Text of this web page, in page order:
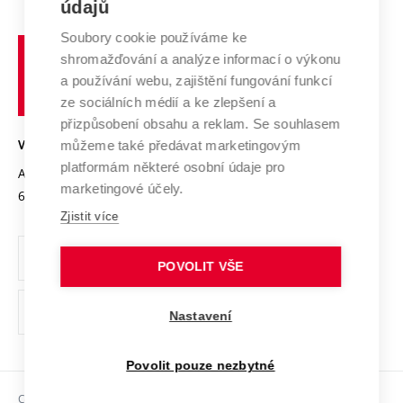
Systém zajišťování kvality výzkumu
Výzkumné infrastruktury
Transfer znalostí
Open Science
Projekty
Projekty ze strukturálních fondů
Specifický výzkum
Zahraniční spolupráce
Spolupráce se školami
Služby univerzity
Mezinárodní dohody
Univerzitní sítě
Profil univerzity
Udržitelná univerzita
Podnikavá univerzita / ContriBUTe
Bezpečná univerzita
Vyznamenání
Organizační struktura
Ochrana osobních údajů
odkaz)
učení
technické
VYSOKÉ UČENÍ TECHNICKÉ V BRNĚ
Antonínská 548/1
602 00 Brno
www.vut.cz
vut@vutbr.cz
Copyright © 2026 VUT
údajů
Soubory cookie používáme ke
shromažďování a analýze informací o výkonu
a používání webu, zajištění fungování funkcí
ze sociálních médií a ke zlepšení a
přizpůsobení obsahu a reklam. Se souhlasem
můžeme také předávat marketingovým
platformám některé osobní údaje pro
marketingové účely.
Zjistit více
POVOLIT VŠE
Nastavení
Povolit pouze nezbytné